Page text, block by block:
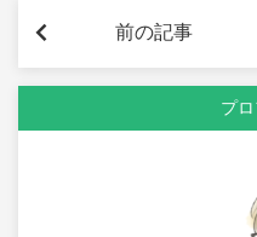
前の記事
プ